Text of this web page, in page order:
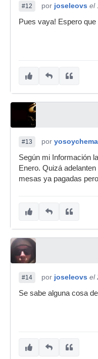
#12 por joseleovs el
Pues vaya! Espero
#13 por yosoychema
Según mi Información
Enero. Quizá
mesas ya pagadas
#14 por joseleovs el
Se sabe alguna cosa